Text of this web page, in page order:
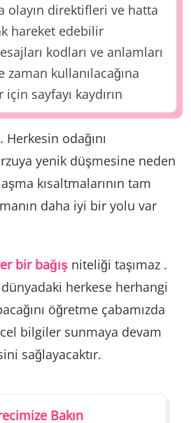
olayın direktifleri ve hatta
hareket edebilir
kodları ve anlamları
zaman kullanılacağına
sayfayı kaydırın
odağını
yenik düşmesine neden
kısaltmalarının tam
daha iyi bir yolu var
bir bağışniteliği taşımaz .
herkese herhangi
öğretme çabamızda
bilgiler sunmaya devam
sağlayacaktır.
Bakın